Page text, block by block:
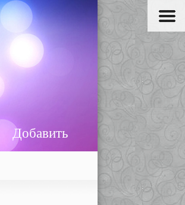
Добавить